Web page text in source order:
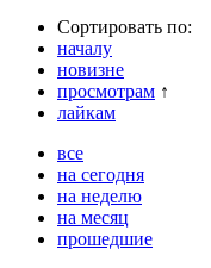
Сортировать по:
началу
новизне
просмотрам ↑
лайкам
все
на сегодня
на неделю
на месяц
прошедшие